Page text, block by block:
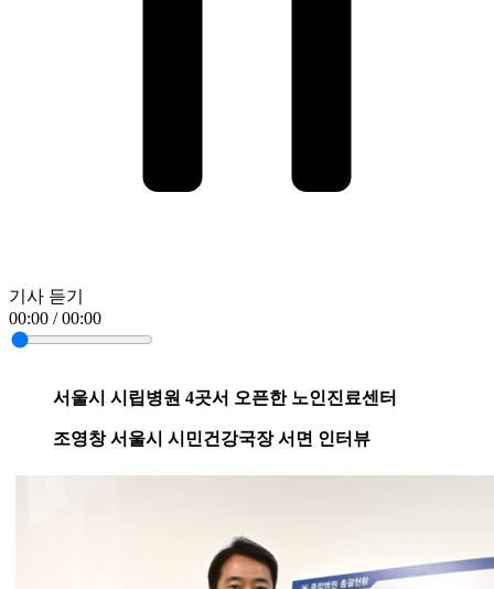
기사 듣기
00:00 / 00:00
서울시 시립병원 4곳서 오픈한 노인진료센터
조영창 서울시 시민건강국장 서면 인터뷰